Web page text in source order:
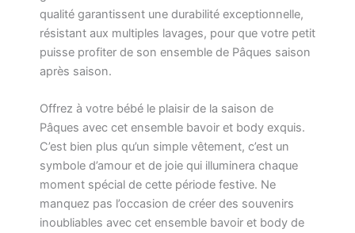
qualité garantissent une durabilité exceptionnelle,
résistant aux multiples lavages, pour que votre petit
puisse profiter de son ensemble de Pâques saison
après saison.
Offrez à votre bébé le plaisir de la saison de
Pâques avec cet ensemble bavoir et body exquis.
C’est bien plus qu’un simple vêtement, c’est un
symbole d’amour et de joie qui illuminera chaque
moment spécial de cette période festive. Ne
manquez pas l’occasion de créer des souvenirs
inoubliables avec cet ensemble bavoir et body de